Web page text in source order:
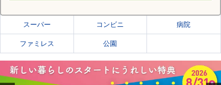
御坊市の施設一覧
スーパー コンビニ 病院
ファミレス 公園